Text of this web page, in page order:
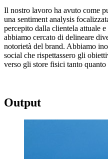
Il nostro lavoro ha avuto come
una sentimentanalysis
percepito dalla clientela attuale
abbiamo cercato di delineare
notorietà del brand. Abbiamo
social che rispettassero gli
verso gli store fisici tanto quanto
Output